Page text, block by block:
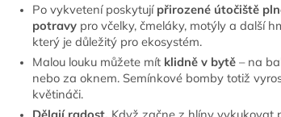
Po vykvetení poskytujípřirozené útočiště
potravy pro včelky, čmeláky, motýly a další
který je důležitý pro ekosystém.
Malou louku můžete mít klidně v bytě – na
nebo za oknem. Semínkové bomby totiž
květináči.
Dělají radost. Když začne z hlíny vykukovat